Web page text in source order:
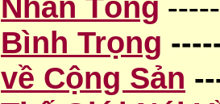
-----
Bình Trọng
về Cộng Sản